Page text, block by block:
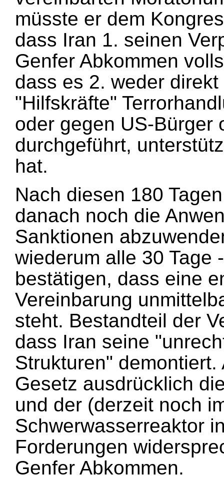
müsste er dem
dass Iran 1. seinen
Genfer Abkommen
dass es 2. weder
"Hilfskräfte"
oder gegen US-Bürger
durchgeführt,
hat.
Nach diesen 180
danach noch die
Sanktionen
wiederum alle 30 Tage
bestätigen, dass eine
Vereinbarung
steht. Bestandteil der
dass Iran seine
Strukturen"
Gesetz ausdrücklich
und der (derzeit noch
Schwerwasserreaktor
Forderungen
Genfer Abkommen.